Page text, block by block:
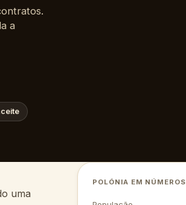
a
uma
POLÓNIA EM NÚMEROS